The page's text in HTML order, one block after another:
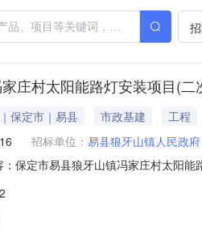
庄村太阳能路灯安装项目(二
保定市｜易县 市政基建
工程
招标单位： 易县狼牙山镇人民政府
：保定市易县狼牙山镇冯家庄村太阳